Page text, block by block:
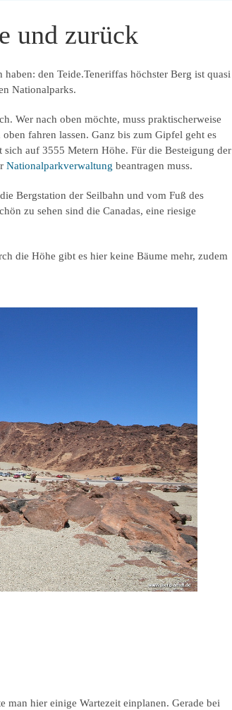
und zurück
den Teide.Teneriffas höchster Berg ist quasi
Nationalparks.
Wer nach oben möchte, muss praktischerweise
fahren lassen. Ganz bis zum Gipfel geht es
auf 3555 Metern Höhe. Für die Besteigung der
Nationalparkverwaltung beantragen muss.
Bergstation der Seilbahn und vom Fuß des
zu sehen sind die Canadas, eine riesige
die Höhe gibt es hier keine Bäume mehr, zudem
hier einige Wartezeit einplanen. Gerade bei